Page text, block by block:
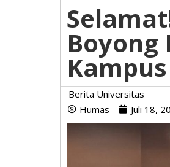
Boyong
Berita Universitas
Humas
Juli 18,